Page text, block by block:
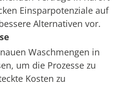
Einsparpotenziale auf
Alternativen vor.
Waschmengen in
um die Prozesse zu
Kosten zu